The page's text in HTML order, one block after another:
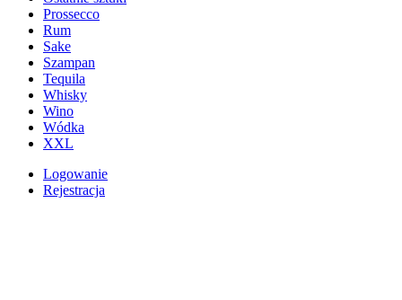
Prossecco
Rum
Sake
Szampan
Tequila
Whisky
Wino
Wódka
XXL
Logowanie
Rejestracja